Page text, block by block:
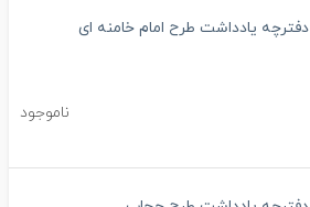
دفترچه یادداشت طرح امام خامنه ای
ناموجود